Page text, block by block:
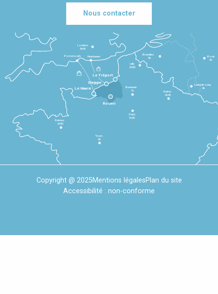
Nous contacter
Le Havre
Dieppe
Le Tréport
Rennes
2h30
Tours
3h
Paris
1h30
Beauvais
1h
Reims
2h45
Lille
2h30
Bruxelles
3h
Londres
3h30
Newhaven
Portsmouth
Bonn
5h
Luxembourg
4h
Rouen
Copyright @ 2025Mentions légalesPlan du site
Accessibilité : non-conforme